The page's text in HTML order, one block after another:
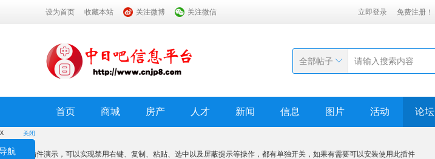
设为首页 收藏本站 关注微博 关注微信 立即登录 免费注册！
全部帖子
首页 商城 房产 人才 新闻 信息 图片 活动 论坛
关闭
航
x
本功能为插件演示，可以实现禁用右键、复制、粘贴、选中以及屏蔽提示等操作，都有单独开关，如果有需要可以安装使用此插件